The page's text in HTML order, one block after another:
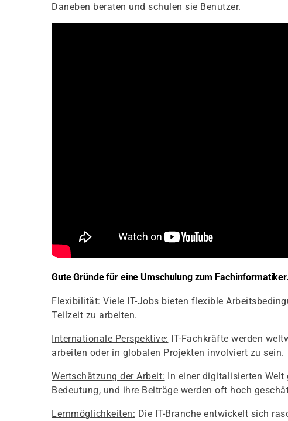
Daneben beraten und schulen sie Benutzer.
Gute Gründe für eine Umschulung zum Fachinformatiker.
Flexibilität: Viele IT-Jobs bieten flexible
Teilzeit zu arbeiten.
Internationale Perspektive: IT-Fachkräfte werden
arbeiten oder in globalen Projekten involviert zu sein.
Wertschätzung der Arbeit: In einer digitalisierten
Bedeutung, und ihre Beiträge werden oft hoch
Lernmöglichkeiten: Die IT-Branche entwickelt sich